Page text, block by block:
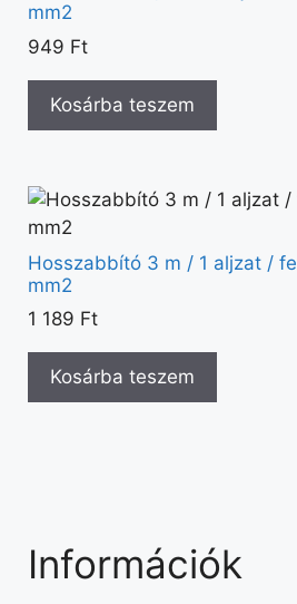
mm2
949 Ft
Kosárba teszem
Hosszabbító 3 m / 1 aljzat /
mm2
1 189 Ft
Kosárba teszem
Információk